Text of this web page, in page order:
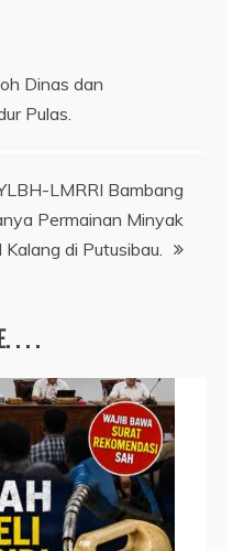
Dinas dan
Pulas.
LMRRI Bambang
Permainan Minyak
di Putusibau.
. . .